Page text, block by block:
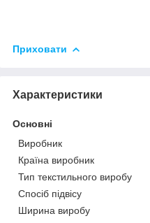
Приховати
Характеристики
Основні
Виробник
Країна виробник
Тип текстильного виробу
Спосіб підвісу
Ширина виробу